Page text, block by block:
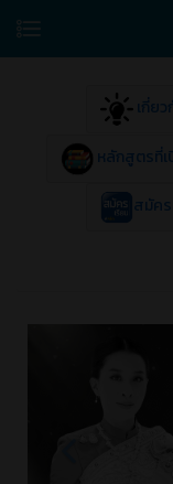
เกี่ยว
หลักสูตรที่
สมัคร